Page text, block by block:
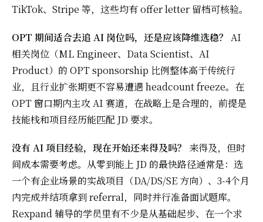
TikTok、Stripe 等，这些均有 offer letter 留档可核验。
OPT 期间适合去追 AI 岗位吗，还是应该降维选稳？ AI
相关岗位（ML Engineer、Data Scientist、AI
Product）的 OPT sponsorship 比例整体高于传统行
业，且行业扩张期更不容易遭遇 headcount freeze。在
OPT 窗口期内主攻 AI 赛道，在战略上是合理的，前提是
技能栈和项目经历能匹配 JD 要求。
没有 AI 项目经验，现在开始还来得及吗？
来得及，但时
间成本需要考虑。从零到能上 JD 的最快路径通常是：选
一个有企业场景的实战项目（DA/DS/SE 方向）、3-4个月
内完成并结项拿到 referral，同时并行准备面试题库。
Rexpand 辅导的学员里有不少是从基础起步、在一个求